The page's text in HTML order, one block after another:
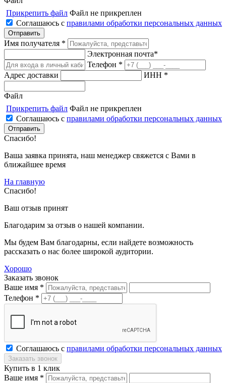
Прикрепить файл Файл не прикреплен
Соглашаюсь с правилами обработки персональных данных
Имя получателя *
Электронная почта*
Телефон *
Адрес доставки
ИНН *
Файл
Прикрепить файл Файл не прикреплен
Соглашаюсь с правилами обработки персональных данных
Спасибо!
Ваша заявка принята, наш менеджер свяжется с Вами в
ближайшее время
На главную
Спасибо!
Ваш отзыв принят
Благодарим за отзыв о нашей компании.
Мы будем Вам благодарны, если найдете возможность
рассказать о нас более широкой аудитории.
Хорошо
Заказать звонок
Ваше имя *
Телефон *
Соглашаюсь с правилами обработки персональных данных
Купить в 1 клик
Ваше имя *